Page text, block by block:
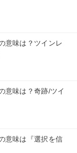
意味は？ツインレ
意味は？奇跡/ツイ
意味は『選択を信